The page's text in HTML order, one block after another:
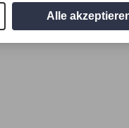
Alle